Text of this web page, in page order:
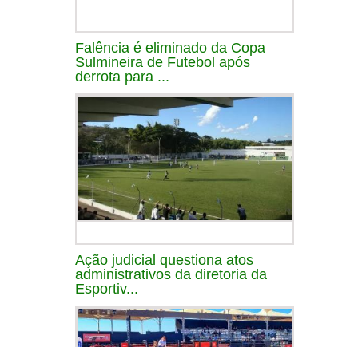
Falência é eliminado da Copa
Sulmineira de Futebol após
derrota para ...
Ação judicial questiona atos
administrativos da diretoria da
Esportiv...